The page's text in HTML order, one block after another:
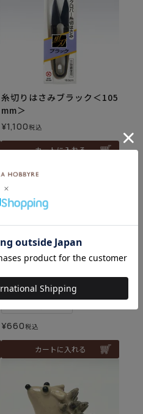
糸切りはさみブラック＜105
mm＞
¥1,100税込
カートに入れる
指ぬき取り合わせ
¥660税込
カートに入れる